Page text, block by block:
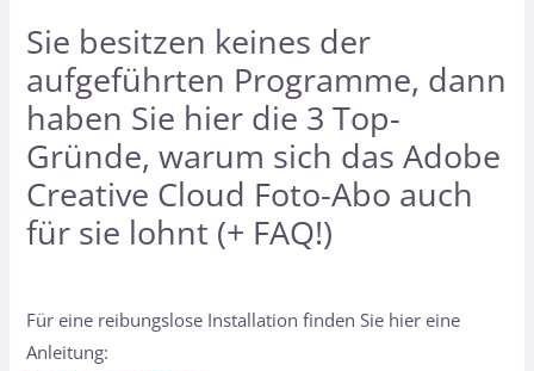
Sie besitzen keines der
aufgeführten Programme, dann
haben Sie hier die 3 Top-
Gründe, warum sich das Adobe
Creative Cloud Foto-Abo auch
für sie lohnt (+ FAQ!)
Für eine reibungslose Installation finden Sie hier eine
Anleitung: